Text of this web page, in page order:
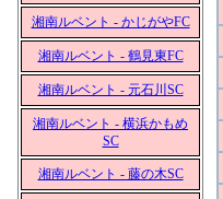
湘南ルベント - かじがやFC
湘南ルベント - 鶴見東FC
湘南ルベント - 元石川SC
湘南ルベント - 横浜かもめ
SC
湘南ルベント - 藤の木SC